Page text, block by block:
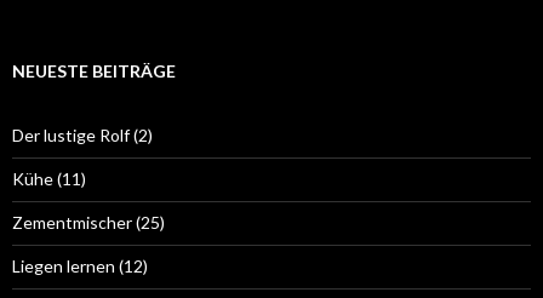
NEUESTE BEITRÄGE
Der lustige Rolf (2)
Kühe (11)
Zementmischer (25)
Liegen lernen (12)